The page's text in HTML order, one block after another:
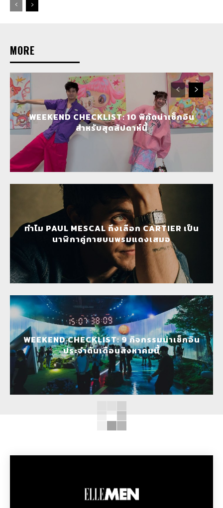
MORE
WEEKEND CHECKLIST: 10 พิกัดน่าเช็กอิน
สำหรับสุดสัปดาห์นี้
ทำไม PAUL MESCAL ถึงเลือก CARTIER เป็น
นาฬิกาคู่กายบนพรมแดงเสมอ
WEEKEND CHECKLIST: 9 กิจกรรมน่าเช็กอิน
ประจำต้นเดือนสิงหาคมนี้